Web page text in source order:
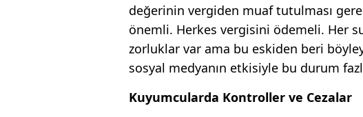
değerinin vergiden muaf tutulması
önemli. Herkes vergisini ödemeli. Her
zorluklar var ama bu eskiden beri
sosyal medyanın etkisiyle bu durum
Kuyumcularda Kontroller ve Cezalar